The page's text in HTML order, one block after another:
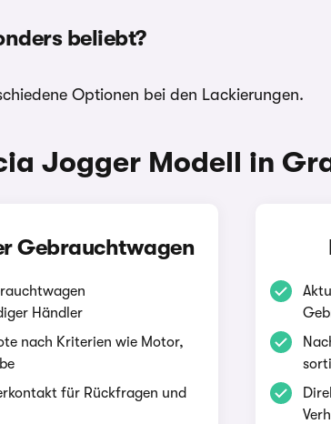
beliebt?
Optionen bei den Lackierungen.
Jogger Modell in
Gebrauchtwagen
Händler
nach Kriterien wie Motor,
für Rückfragen und